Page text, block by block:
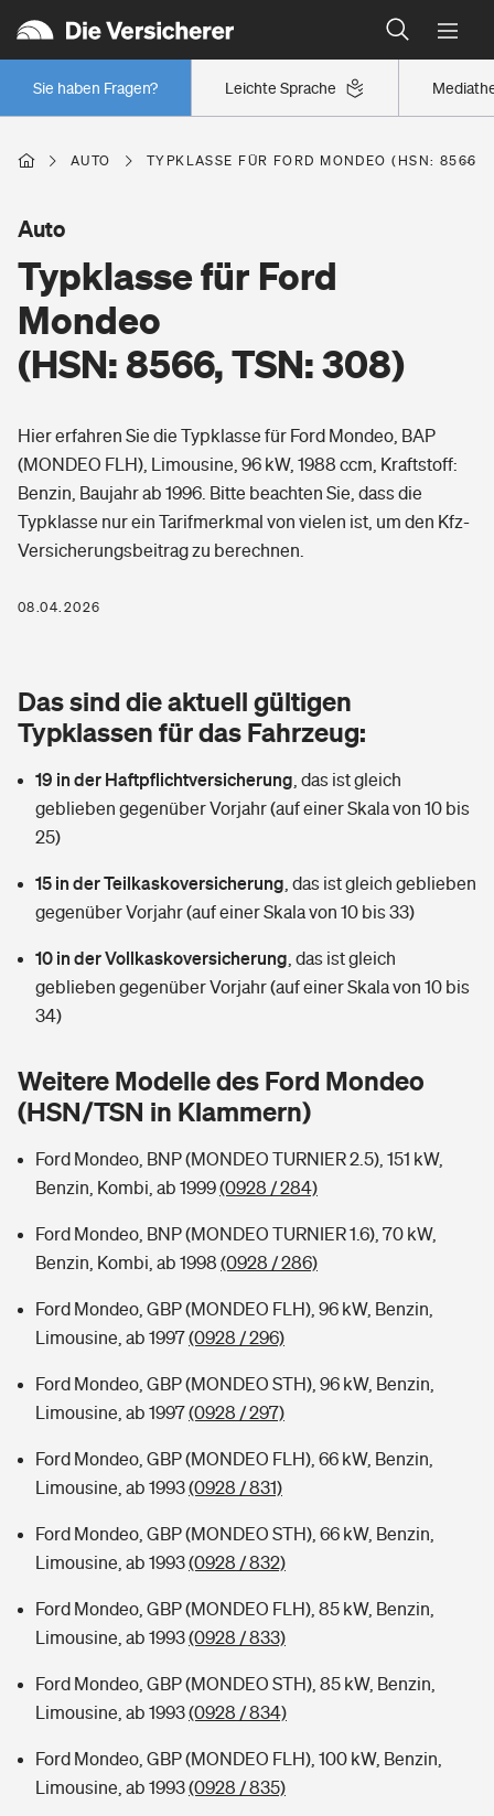
Leichte Sprache
Sie haben Fragen?
Wer versichert was: Jetzt Versicherer finden
Regionalklassen: So ist Ihre Region eingestuft
Wer versichert was: Jetzt Versicherer finden
Berufsunfähigkeitsversicherung
Arbeitsrechtsschutz
Berufshaftpflichtversicherung
Rentenrechner: Wie viel Geld bekomme ich im Alter?
Wer versichert was: Jetzt Versicherer finden
Sie haben Fragen?
Wohnen
Wohngebäudeversicherung
Hausratversicherung
Elementarversicherung
Photovoltaik
Wärmepumpen versichern
Vermieterrrechtsschutz
Mietkautionsversicherung
Restkreditversicherung
Zur Übersicht
Tools
Wer versichert was: Jetzt Versicherer finden
Sie haben Fragen?
Pri­vate Haft­pflicht­
Rechts­schutz­ver­si­che­rung
Kinderunfall­ver­si­che­rung
Reiseversicherung
Handyversicherung
Musikinstrumentenversicherung
Zur Übersicht
Tools
Kinderunfall-Check: Mehr Sicherheit für deine Kids
Sie haben Fragen?
Gesundheit
Private Krankenversicherung
Tierkrankenversicherung
Zur Übersicht
Sie haben Fragen?
AUTO TYPKLASSE FÜR FORD MONDEO (HSN: 8566,
Typklasse für Ford
Mondeo
(HSN: 8566, TSN: 308)
Auto
Hier erfahren Sie die Typklasse für Ford Mondeo, BAP
(MONDEO FLH), Limousine, 96 kW, 1988 ccm, Kraftstoff:
Benzin, Baujahr ab 1996. Bitte beachten Sie, dass die
Typklasse nur ein Tarifmerkmal von vielen ist, um den Kfz-
Versicherungsbeitrag zu berechnen.
08.04.2026
Das sind die aktuell gültigen
Typklassen für das Fahrzeug:
19 in der Haftpflichtversicherung das ist gleich
geblieben gegenüber Vorjahr (auf einer Skala von 10 bis
25)
15 in der Teilkaskoversicherung das ist gleich geblieben
gegenüber Vorjahr (auf einer Skala von 10 bis 33)
10 in der Vollkaskoversicherung das ist gleich
geblieben gegenüber Vorjahr (auf einer Skala von 10 bis
34)
Weitere Modelle des Ford Mondeo
(HSN/TSN in Klammern)
Ford Mondeo, BNP (MONDEO TURNIER 2.5), 151 kW,
Benzin, Kombi, ab 1999(0928 / 284)
Ford Mondeo, BNP (MONDEO TURNIER 1.6), 70 kW,
Benzin, Kombi, ab 1998 (0928 / 286)
Ford Mondeo, GBP (MONDEO FLH), 96 kW, Benzin,
Limousine, ab 1997(0928 / 296)
Ford Mondeo, GBP (MONDEO STH), 96 kW, Benzin,
Limousine, ab 1997(0928 / 297)
Ford Mondeo, GBP (MONDEO FLH), 66 kW, Benzin,
Limousine, ab 1993(0928 / 831)
Ford Mondeo, GBP (MONDEO STH), 66 kW, Benzin,
Limousine, ab 1993(0928 / 832)
Ford Mondeo, GBP (MONDEO FLH), 85 kW, Benzin,
Limousine, ab 1993(0928 / 833)
Ford Mondeo, GBP (MONDEO STH), 85 kW, Benzin,
Limousine, ab 1993(0928 / 834)
Ford Mondeo, GBP (MONDEO FLH), 100 kW, Benzin,
Limousine, ab 1993(0928 / 835)